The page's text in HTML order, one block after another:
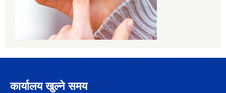
कार्यालय खुल्ने समय